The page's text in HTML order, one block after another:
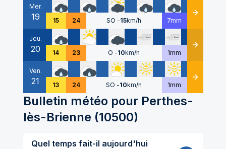
Mer.
19 15 24 SO -15km/h 7mm Détails
Jeu.
20 14 23 O -10km/h 1mm Détails
Ven.
21 13 24 SO -10km/h 1mm Détails
Bulletin météo pour Perthes-
lès-Brienne (10500)
Quel temps fait-il aujourd'hui